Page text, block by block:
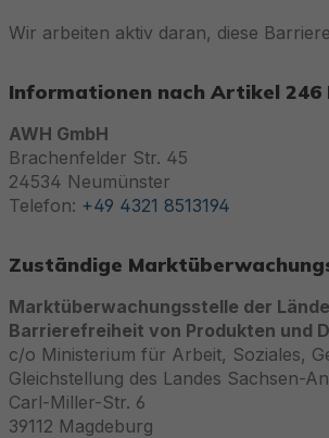
Wir arbeiten aktiv daran, diese
Informationen nach Artikel 246
AWH GmbH
Brachenfelder Str. 45
24534 Neumünster
Telefon: +49 4321 8513194
Zuständige
Marktüberwachungsstelle der
Barrierefreiheit von Produkten und
c/o Ministerium für Arbeit, Soziales,
Gleichstellung des Landes Sachsen-
Carl-Miller-Str. 6
39112 Magdeburg